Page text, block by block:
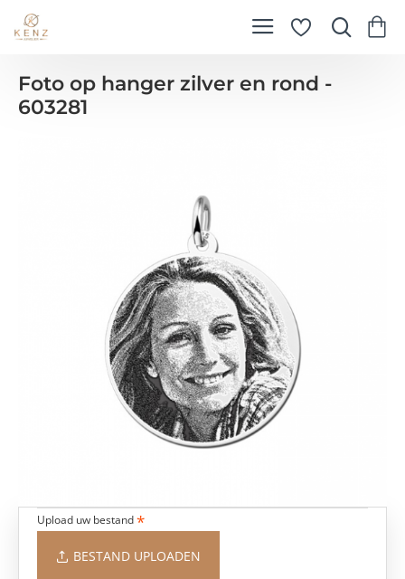
Foto op hanger zilver en rond -
603281
Upload uw bestand
BESTAND UPLOADEN